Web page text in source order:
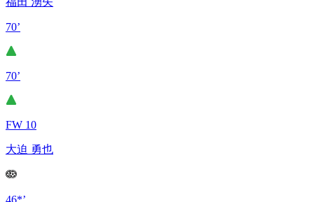
70’
70’
FW 10
大迫 勇也
46*’